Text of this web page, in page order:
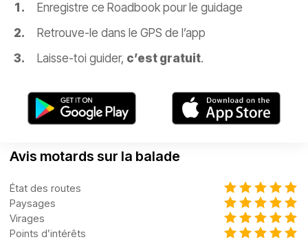
Enregistre ce Roadbook pour le guidage
Retrouve-le dans le GPS de l’app
Laisse-toi guider, c’est gratuit.
Avis motards sur la balade
État des routes
Paysages
Virages
Points d’intérêts